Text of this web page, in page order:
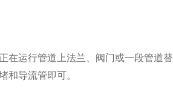
运行管道上法兰、阀门或一段管道替
和导流管即可。